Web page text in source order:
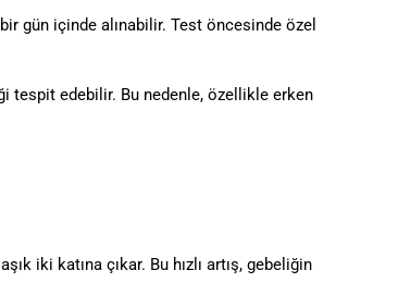
gün içinde alınabilir. Test öncesinde özel
tespit edebilir. Bu nedenle, özellikle erken
iki katına çıkar. Bu hızlı artış, gebeliğin